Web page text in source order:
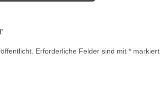
Erforderliche Felder sind mit * markiert